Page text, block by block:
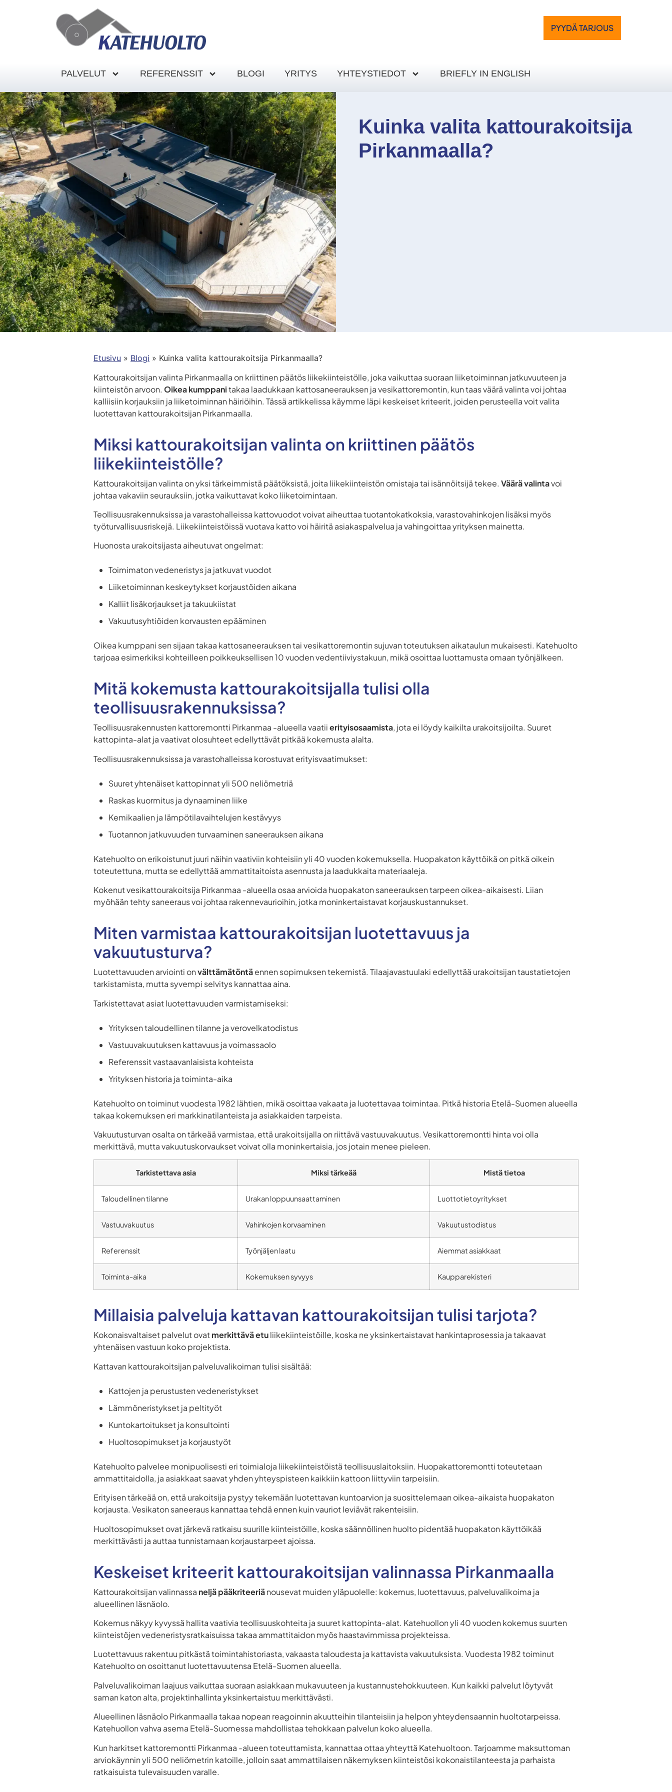
PYYDÄ TARJOUS
PALVELUT REFERENSSIT BLOGI YRITYS YHTEYSTIEDOT BRIEFLY IN ENGLISH
Kuinka valita kattourakoitsija
Pirkanmaalla?
Etusivu » Blogi » Kuinka valita kattourakoitsija Pirkanmaalla?
Kattourakoitsijan valinta Pirkanmaalla on kriittinen päätös liikekiinteistölle, joka vaikuttaa suoraan liiketoiminnan jatkuvuuteen ja
kiinteistön arvoon. Oikea kumppanitakaa laadukkaan kattosaneerauksen ja vesikattoremontin, kun taas väärä valinta voi johtaa
kalliisiin korjauksiin ja liiketoiminnan häiriöihin. Tässä artikkelissa käymme läpi keskeiset kriteerit, joiden perusteella voit valita
luotettavan kattourakoitsijan Pirkanmaalla.
Miksi kattourakoitsijan valinta on kriittinen päätös
liikekiinteistölle?
Kattourakoitsijan valinta on yksi tärkeimmistä päätöksistä, joita liikekiinteistön omistaja tai isännöitsijä tekee. Väärä valintavoi
johtaa vakaviin seurauksiin, jotka vaikuttavat koko liiketoimintaan.
Teollisuusrakennuksissa ja varastohalleissa kattovuodot voivat aiheuttaa tuotantokatkoksia, varastovahinkojen lisäksi myös
työturvallisuusriskejä. Liikekiinteistöissä vuotava katto voi häiritä asiakaspalvelua ja vahingoittaa yrityksen mainetta.
Huonosta urakoitsijasta aiheutuvat ongelmat:
Toimimaton vedeneristys ja jatkuvat vuodot
Liiketoiminnan keskeytykset korjaustöiden aikana
Kalliit lisäkorjaukset ja takuukiistat
Vakuutusyhtiöiden korvausten epääminen
Oikea kumppani sen sijaan takaa kattosaneerauksen tai vesikattoremontin sujuvan toteutuksen aikataulun mukaisesti. Katehuolto
tarjoaa esimerkiksi kohteilleen poikkeuksellisen 10 vuoden vedentiiviystakuun, mikä osoittaa luottamusta omaan työnjälkeen.
Mitä kokemusta kattourakoitsijalla tulisi olla
teollisuusrakennuksissa?
Teollisuusrakennusten kattoremontti Pirkanmaa -alueella vaatiierityisosaamista, jota ei löydy kaikilta urakoitsijoilta. Suuret
kattopinta-alat ja vaativat olosuhteet edellyttävät pitkää kokemusta alalta.
Teollisuusrakennuksissa ja varastohalleissa korostuvat erityisvaatimukset:
Suuret yhtenäiset kattopinnat yli 500 neliömetriä
Raskas kuormitus ja dynaaminen liike
Kemikaalien ja lämpötilavaihtelujen kestävyys
Tuotannon jatkuvuuden turvaaminen saneerauksen aikana
Katehuolto on erikoistunut juuri näihin vaativiin kohteisiin yli 40 vuoden kokemuksella. Huopakaton käyttöikä on pitkä oikein
toteutettuna, mutta se edellyttää ammattitaitoista asennusta ja laadukkaita materiaaleja.
Kokenut vesikattourakoitsija Pirkanmaa -alueella osaa arvioida huopakaton saneerauksen tarpeen oikea-aikaisesti. Liian
myöhään tehty saneeraus voi johtaa rakennevaurioihin, jotka moninkertaistavat korjauskustannukset.
Miten varmistaa kattourakoitsijan luotettavuus ja
vakuutusturva?
Luotettavuuden arviointi onvälttämätöntäennen sopimuksen tekemistä. Tilaajavastuulaki edellyttää urakoitsijan taustatietojen
tarkistamista, mutta syvempi selvitys kannattaa aina.
Tarkistettavat asiat luotettavuuden varmistamiseksi:
Yrityksen taloudellinen tilanne ja verovelkatodistus
Vastuuvakuutuksen kattavuus ja voimassaolo
Referenssit vastaavanlaisista kohteista
Yrityksen historia ja toiminta-aika
Katehuolto on toiminut vuodesta 1982 lähtien, mikä osoittaa vakaata ja luotettavaa toimintaa. Pitkä historia Etelä-Suomen alueella
takaa kokemuksen eri markkinatilanteista ja asiakkaiden tarpeista.
Vakuutusturvan osalta on tärkeää varmistaa, että urakoitsijalla on riittävä vastuuvakuutus. Vesikattoremontti hinta voi olla
merkittävä, mutta vakuutuskorvaukset voivat olla moninkertaisia, jos jotain menee pieleen.
Tarkistettava asia Miksi tärkeää Mistä tietoa
Taloudellinen tilanne Urakan loppuunsaattaminen Luottotietoyritykset
Vastuuvakuutus Vahinkojen korvaaminen Vakuutustodistus
Referenssit Työnjäljen laatu Aiemmat asiakkaat
Toiminta-aika Kokemuksen syvyys Kaupparekisteri
Millaisia palveluja kattavan kattourakoitsijan tulisi tarjota?
Kokonaisvaltaiset palvelut ovatmerkittävä etuliikekiinteistöille, koska ne yksinkertaistavat hankintaprosessia ja takaavat
yhtenäisen vastuun koko projektista.
Kattavan kattourakoitsijan palveluvalikoiman tulisi sisältää:
Kattojen ja perustusten vedeneristykset
Lämmöneristykset ja peltityöt
Kuntokartoitukset ja konsultointi
Huoltosopimukset ja korjaustyöt
Katehuolto palvelee monipuolisesti eri toimialoja liikekiinteistöistä teollisuuslaitoksiin. Huopakattoremontti toteutetaan
ammattitaidolla, ja asiakkaat saavat yhden yhteyspisteen kaikkiin kattoon liittyviin tarpeisiin.
Erityisen tärkeää on, että urakoitsija pystyy tekemään luotettavan kuntoarvion ja suosittelemaan oikea-aikaista huopakaton
korjausta. Vesikaton saneeraus kannattaa tehdä ennen kuin vauriot leviävät rakenteisiin.
Huoltosopimukset ovat järkevä ratkaisu suurille kiinteistöille, koska säännöllinen huolto pidentää huopakaton käyttöikää
merkittävästi ja auttaa tunnistamaan korjaustarpeet ajoissa.
Keskeiset kriteerit kattourakoitsijan valinnassa Pirkanmaalla
Kattourakoitsijan valinnassa neljä pääkriteeriänousevat muiden yläpuolelle: kokemus, luotettavuus, palveluvalikoima ja
alueellinen läsnäolo.
Kokemus näkyy kyvyssä hallita vaativia teollisuuskohteita ja suuret kattopinta-alat. Katehuollon yli 40 vuoden kokemus suurten
kiinteistöjen vedeneristysratkaisuissa takaa ammattitaidon myös haastavimmissa projekteissa.
Luotettavuus rakentuu pitkästä toimintahistoriasta, vakaasta taloudesta ja kattavista vakuutuksista. Vuodesta 1982 toiminut
Katehuolto on osoittanut luotettavuutensa Etelä-Suomen alueella.
Palveluvalikoiman laajuus vaikuttaa suoraan asiakkaan mukavuuteen ja kustannustehokkuuteen. Kun kaikki palvelut löytyvät
saman katon alta, projektinhallinta yksinkertaistuu merkittävästi.
Alueellinen läsnäolo Pirkanmaalla takaa nopean reagoinnin akuutteihin tilanteisiin ja helpon yhteydensaannin huoltotarpeissa.
Katehuollon vahva asema Etelä-Suomessa mahdollistaa tehokkaan palvelun koko alueella.
Kun harkitset kattoremontti Pirkanmaa -alueen toteuttamista, kannattaa ottaa yhteyttä Katehuoltoon. Tarjoamme maksuttoman
arviokäynnin yli 500 neliömetrin katoille, jolloin saat ammattilaisen näkemyksen kiinteistösi kokonaistilanteesta ja parhaista
ratkaisuista tulevaisuuden varalle.